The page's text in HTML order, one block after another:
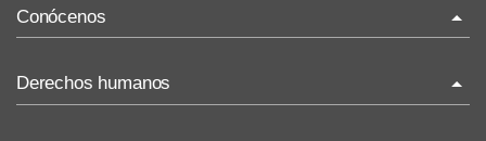
Conócenos
La ONU-DH en México
Derechos humanos